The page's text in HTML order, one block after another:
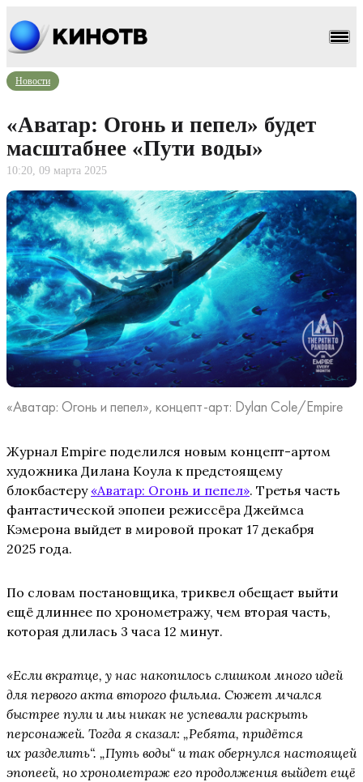
Новости
«Аватар: Огонь и пепел» будет
масштабнее «Пути воды»
10:20, 09 марта 2025
«Аватар: Огонь и пепел», концепт-арт: Dylan Cole/Empire
Журнал Empire поделился новым концепт-артом
художника Дилана Коула к предстоящему
блокбастеру«Аватар: Огонь и пепел». Третья часть
фантастической эпопеи режиссёра Джеймса
Кэмерона выйдет в мировой прокат 17 декабря
2025 года.
По словам постановщика, триквел обещает выйти
ещё длиннее по хронометражу, чем вторая часть,
которая длилась 3 часа 12 минут.
«Если вкратце, у нас накопилось слишком много идей
для первого акта второго фильма. Сюжет мчался
быстрее пули и мы никак не успевали раскрыть
персонажей. Тогда я сказал: „Ребята, придётся
их разделить“. „Путь воды“ и так обернулся настоящей
эпопеей, но хронометраж его продолжения выйдет ещё